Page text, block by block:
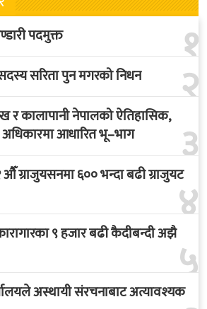
१
पदमुक्त
२
सरिता पुन मगरको निधन
३
र कालापानी नेपालको ऐतिहासिक,
आधारित भू–भाग
४
ग्राजुयसनमा ६०० भन्दा बढी ग्राजुयट
५
९ हजार बढी कैदीबन्दी अझै
अस्थायी संरचनाबाट अत्यावश्यक